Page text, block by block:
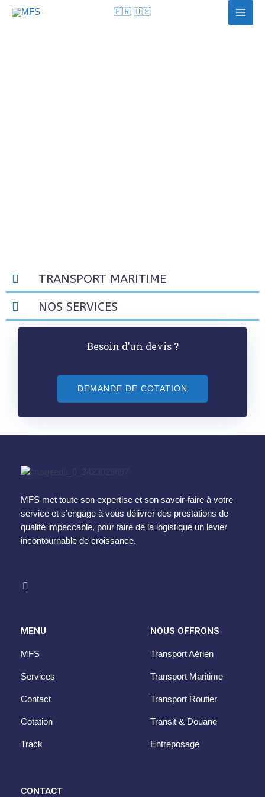
🇫🇷 🇺🇸
TRANSPORT MARITIME
NOS SERVICES
Besoin d'un devis ?
DEMANDE DE COTATION
MFS met toute son expertise et son savoir-faire à votre
service et s’engage à vous délivrer des prestations de
qualité impeccable, pour faire de la logistique un levier
incontournable de croissance.
MENU
MFS
Services
Contact
Cotation
Track
NOUS OFFRONS
Transport Aérien
Transport Maritime
Transport Routier
Transit & Douane
Entreposage
CONTACT